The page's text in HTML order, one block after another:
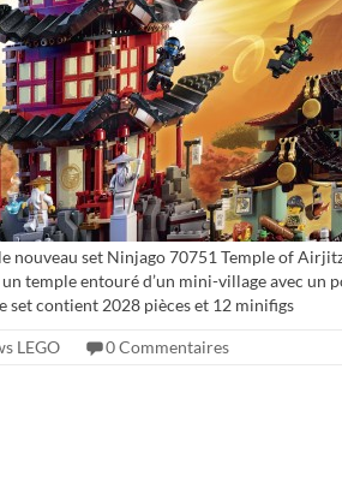
nouveau set Ninjago 70751 Temple of
temple entouré d’un mini-village avec un
set contient 2028 pièces et 12 minifigs
LEGO 0 Commentaires